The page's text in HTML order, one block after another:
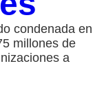
condenada en
millones de
a